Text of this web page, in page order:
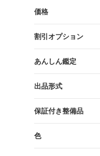
価格
割引オプション
あんしん鑑定
出品形式
保証付き整備品
色